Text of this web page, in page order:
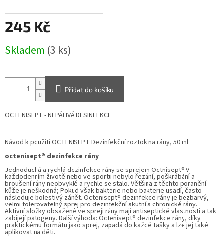
245 Kč
cena:
Skladem (3 ks)
Přidat do košíku
OCTENISEPT - NEPÁLIVÁ DESINFEKCE
Návod k použití OCTENISEPT Dezinfekční roztok na rány, 50 ml
octenisept® dezinfekce rány
Jednoduchá a rychlá dezinfekce rány se sprejem Octnisept® V
každodenním životě nebo ve sportu nebylo řezání, poškrábání a
broušení rány neobvyklé a rychle se stalo. Většina z těchto poranění
kůže je neškodná; Pokud však bakterie nebo bakterie usadí, často
následuje bolestivý zánět. Octenisept® dezinfekce rány je bezbarvý,
velmi tolerovatelný sprej pro dezinfekční akutní a chronické rány.
Aktivní složky obsažené ve spreji rány mají antiseptické vlastnosti a tak
zabíjejí patogeny. Další výhoda: Octenisept® dezinfekce rány, díky
praktickému formátu jako sprej, zapadá do každé tašky a lze jej také
aplikovat na děti.